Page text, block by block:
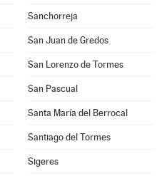
Sanchorreja
San Juan de Gredos
San Lorenzo de Tormes
San Pascual
Santa María del Berrocal
Santiago del Tormes
Sigeres